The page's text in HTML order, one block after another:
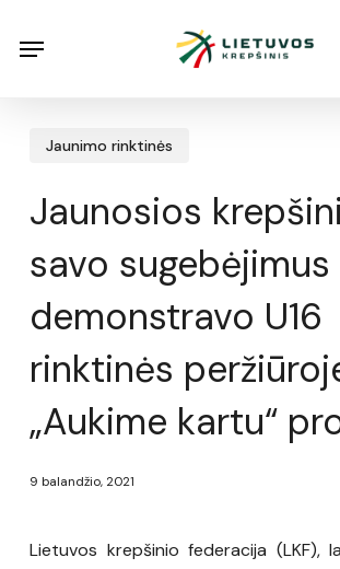
Menu
Jaunimo rinktinės
Jaunosios
savo sugebėjimus
demonstravo U16
rinktinės
„Aukime kartu“
9 balandžio, 2021
Lietuvos krepšinio federacija (LKF),